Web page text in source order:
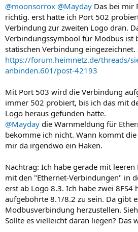
@moonsorrox @Mayday Das bei mir
richtig. erst hatte ich Port 502
Verbindung zur zweiten Logo dran.
Verbindungssymbool für Modbus ist
statischen Verbindung eingezeichnet.
https://forum.heimnetz.de/threads/
anbinden.601/post-42193
Mit Port 503 wird die Verbindung
immer 502 probiert, bis ich das mit
Logo heraus gefunden hatte.
@Mayday die Warnmeldung für
bekomme ich nicht. Wann kommt
mir da irgendwo ein Haken.
Nachtrag: Ich habe gerade mit
mit den "Ethernet-Verbindungen" in
erst ab Logo 8.3. Ich habe zwei 8FS4
aufgebohrte 8.1/8.2 zu sein. Da gibt
Modbusverbindung herzustellen.
Sollte es vielleicht daran liegen? Das